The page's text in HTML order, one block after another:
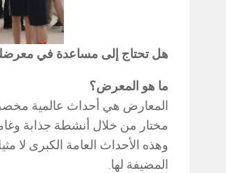
هل تحتاج إلى مساعدة في معرضك
ما هو المعرض؟
المعارض هي أحداث عالمية
مختار من خلال أنشطة جذابة
وهذه الأحداث العامة الكبرى لا
المضيفة لها.